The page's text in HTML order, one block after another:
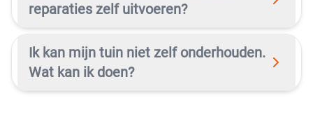
reparaties zelf uitvoeren?
Ik kan mijn tuin niet zelf onderhouden.
Wat kan ik doen?